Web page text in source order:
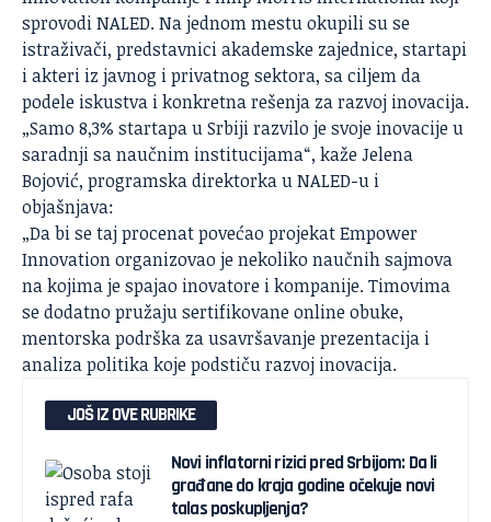
sprovodi NALED. Na jednom mestu okupili su se
istraživači, predstavnici akademske zajednice, startapi
i akteri iz javnog i privatnog sektora, sa ciljem da
podele iskustva i konkretna rešenja za razvoj inovacija.
„Samo 8,3% startapa u Srbiji razvilo je svoje inovacije u
saradnji sa naučnim institucijama“, kaže Jelena
Bojović, programska direktorka u NALED-u i
objašnjava:
„Da bi se taj procenat povećao projekat Empower
Innovation organizovao je nekoliko naučnih sajmova
na kojima je spajao inovatore i kompanije. Timovima
se dodatno pružaju sertifikovane online obuke,
mentorska podrška za usavršavanje prezentacija i
analiza politika koje podstiču razvoj inovacija.
JOŠ IZ OVE RUBRIKE
Novi inflatorni rizici pred Srbijom: Da li
građane do kraja godine očekuje novi
talas poskupljenja?